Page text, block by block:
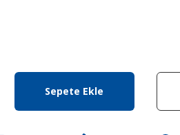
Sepete Ekle